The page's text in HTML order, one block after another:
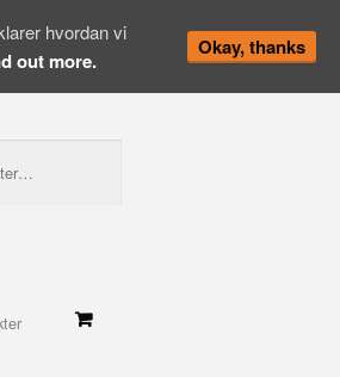
hvordan vi
out more.
Okay, thanks